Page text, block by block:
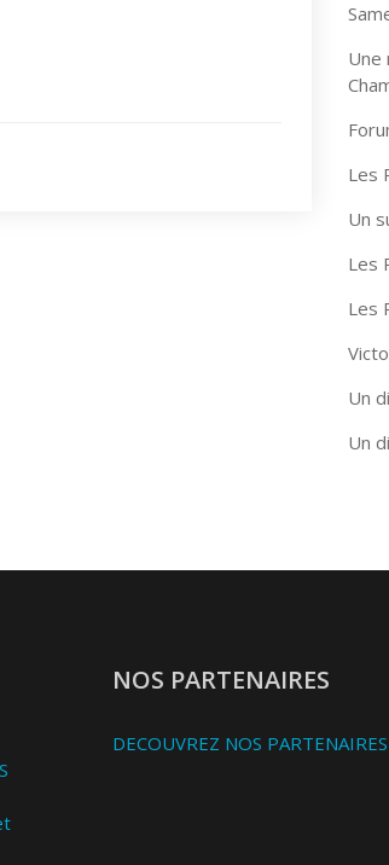
Une
Les
Un
Les
Les
Un
Un
NOS PARTENAIRES
DECOUVREZ NOS PARTENAIRES